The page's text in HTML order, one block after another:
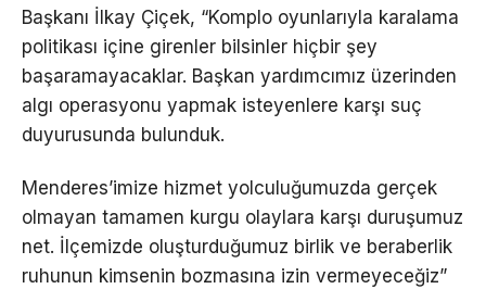
Başkanı İlkay Çiçek, “Komplo oyunlarıyla karalama
politikası içine girenler bilsinler hiçbir şey
başaramayacaklar. Başkan yardımcımız üzerinden
algı operasyonu yapmak isteyenlere karşı suç
duyurusunda bulunduk.
Menderes’imize hizmet yolculuğumuzda gerçek
olmayan tamamen kurgu olaylara karşı duruşumuz
net. İlçemizde oluşturduğumuz birlik ve beraberlik
ruhunun kimsenin bozmasına izin vermeyeceğiz”